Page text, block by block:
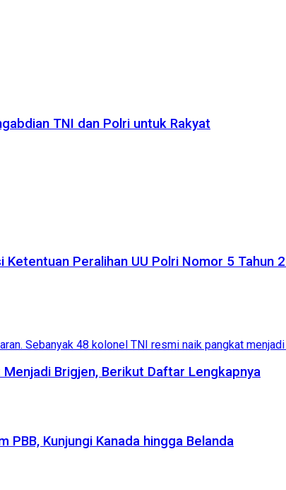
TNI dan Polri untuk Rakyat
Peralihan UU Polri Nomor 5 Tahun
Brigjen, Berikut Daftar Lengkapnya
Kunjungi Kanada hingga Belanda